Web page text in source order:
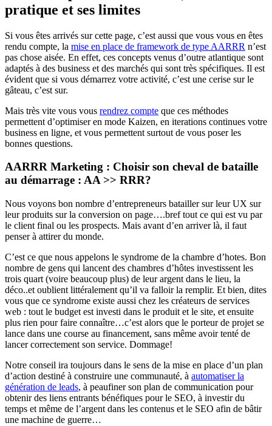
pratique et ses limites
Si vous êtes arrivés sur cette page, c’est aussi que vous vous en êtes
rendu compte, la mise en place de framework de type AARRR n’est
pas chose aisée. En effet, ces concepts venus d’outre atlantique sont
adaptés à des business et des marchés qui sont très spécifiques. Il est
évident que si vous démarrez votre activité, c’est une cerise sur le
gâteau, c’est sur.
Mais très vite vous vous rendrez compte que ces méthodes
permettent d’optimiser en mode Kaizen, en iterations continues votre
business en ligne, et vous permettent surtout de vous poser les
bonnes questions.
AARRR Marketing : Choisir son cheval de bataille
au démarrage : AA >> RRR?
Nous voyons bon nombre d’entrepreneurs batailler sur leur UX sur
leur produits sur la conversion on page….bref tout ce qui est vu par
le client final ou les prospects. Mais avant d’en arriver là, il faut
penser à attirer du monde.
C’est ce que nous appelons le syndrome de la chambre d’hotes. Bon
nombre de gens qui lancent des chambres d’hôtes investissent les
trois quart (voire beaucoup plus) de leur argent dans le lieu, la
déco..et oublient littéralement qu’il va falloir la remplir. Et bien, dites
vous que ce syndrome existe aussi chez les créateurs de services
web : tout le budget est investi dans le produit et le site, et ensuite
plus rien pour faire connaître…c’est alors que le porteur de projet se
lance dans une course au financement, sans même avoir tenté de
lancer correctement son service. Dommage!
Notre conseil ira toujours dans le sens de la mise en place d’un plan
d’action destiné à construire une communauté, à automatiser la
génération de leads, à peaufiner son plan de communication pour
obtenir des liens entrants bénéfiques pour le SEO, à investir du
temps et même de l’argent dans les contenus et le SEO afin de bâtir
une machine de guerre…